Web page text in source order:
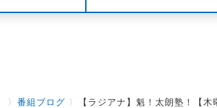
〉 番組ブログ 〉 【ラジアナ】魁！太朗塾！【木